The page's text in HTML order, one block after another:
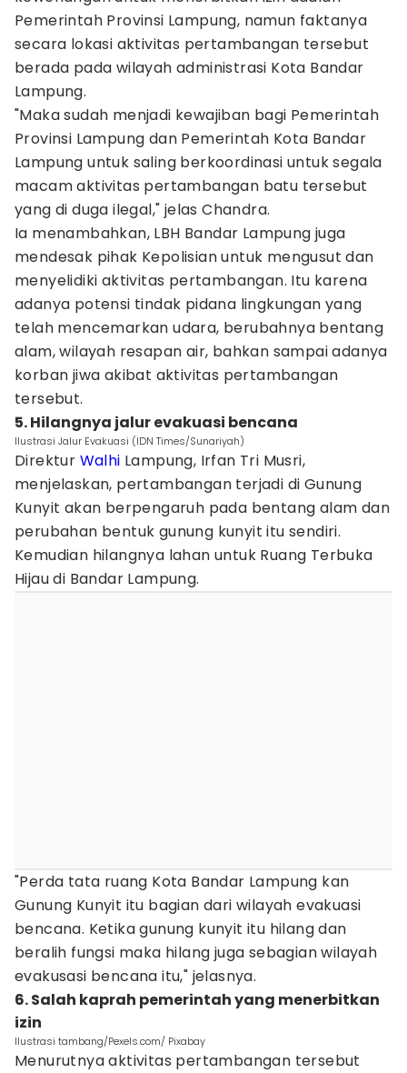
Pemerintah Provinsi Lampung, namun faktanya
secara lokasi aktivitas pertambangan tersebut
berada pada wilayah administrasi Kota Bandar
Lampung.
"Maka sudah menjadi kewajiban bagi Pemerintah
Provinsi Lampung dan Pemerintah Kota Bandar
Lampung untuk saling berkoordinasi untuk segala
macam aktivitas pertambangan batu tersebut
yang di duga ilegal," jelas Chandra.
Ia menambahkan, LBH Bandar Lampung juga
mendesak pihak Kepolisian untuk mengusut dan
menyelidiki aktivitas pertambangan. Itu karena
adanya potensi tindak pidana lingkungan yang
telah mencemarkan udara, berubahnya bentang
alam, wilayah resapan air, bahkan sampai adanya
korban jiwa akibat aktivitas pertambangan
tersebut.
5. Hilangnya jalur evakuasi bencana
Ilustrasi Jalur Evakuasi (IDN Times/Sunariyah)
Direktur Walhi Lampung, Irfan Tri Musri,
menjelaskan, pertambangan terjadi di Gunung
Kunyit akan berpengaruh pada bentang alam dan
perubahan bentuk gunung kunyit itu sendiri.
Kemudian hilangnya lahan untuk Ruang Terbuka
Hijau di Bandar Lampung.
"Perda tata ruang Kota Bandar Lampung kan
Gunung Kunyit itu bagian dari wilayah evakuasi
bencana. Ketika gunung kunyit itu hilang dan
beralih fungsi maka hilang juga sebagian wilayah
evakusasi bencana itu," jelasnya.
6. Salah kaprah pemerintah yang menerbitkan
izin
Ilustrasi tambang/Pexels.com/ Pixabay
Menurutnya aktivitas pertambangan tersebut